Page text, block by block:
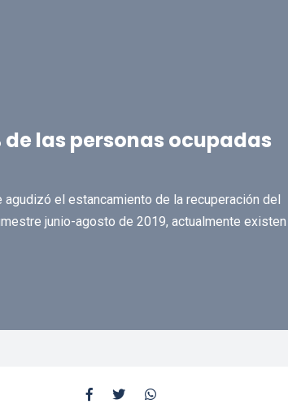
de las personas ocupadas
el estancamiento de la recuperación del
junio-agosto de 2019, actualmente existen